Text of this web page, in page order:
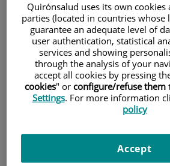
Pacientes y visitantes
Cartera de servicios
Quirónsalud uses its own
parties (located in countries whose
guarantee an adequate level of
user authentication, statistical
services and showing
through the analysis of your
accept all cookies by pressing
cookies" or configure/refuse them
Settings. For more information
policy
Accept